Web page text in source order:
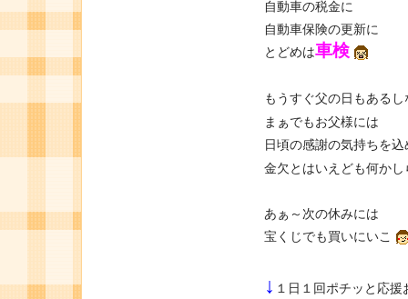
自動車の税金に
自動車保険の更新に
とどめは車検
もうすぐ父の日もある
まぁでもお父様には
日頃の感謝の気持ちを込
金欠とはいえども何かし
あぁ～次の休みには
宝くじでも買いにいこ
↓ １日１回ポチッと応